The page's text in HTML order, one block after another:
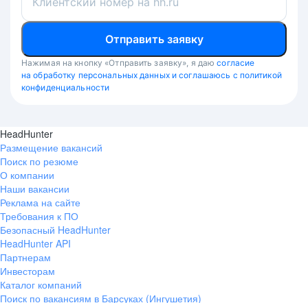
Отправить заявку
Нажимая на кнопку «Отправить заявку», я даю согласие
на обработку персональных данных и соглашаюсь с политикой
конфиденциальности
HeadHunter
Размещение вакансий
Поиск по резюме
О компании
Наши вакансии
Реклама на сайте
Требования к ПО
Безопасный HeadHunter
HeadHunter API
Партнерам
Инвесторам
Каталог компаний
Поиск по вакансиям в Барсуках (Ингушетия)